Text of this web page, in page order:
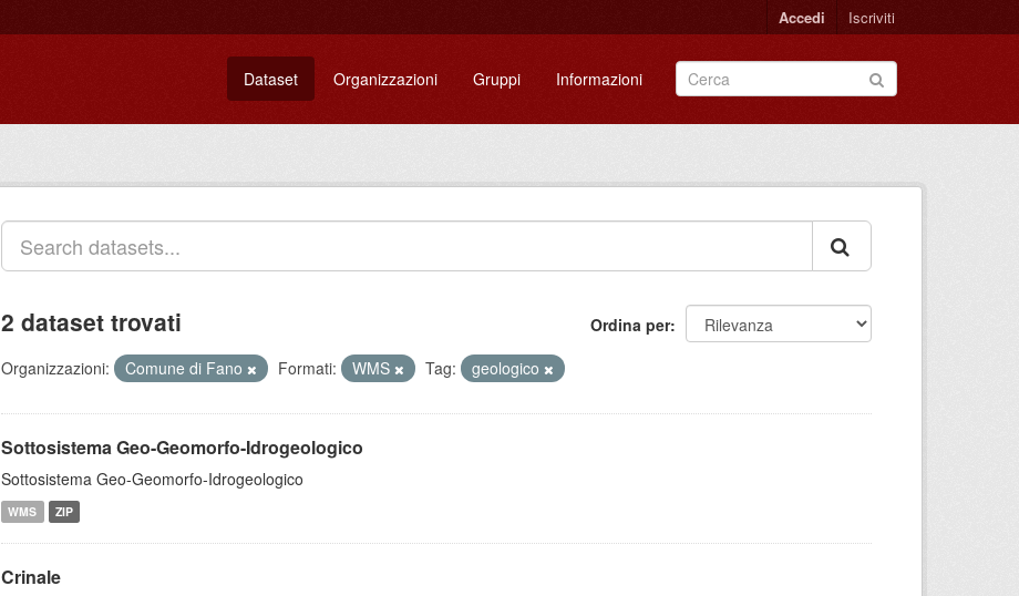
Accedi Iscriviti
Dataset Organizzazioni Gruppi Informazioni
Ordina per
2 dataset trovati
Organizzazioni: Comune di Fano Formati: WMS Tag: geologico
Sottosistema Geo-Geomorfo-Idrogeologico
Sottosistema Geo-Geomorfo-Idrogeologico
WMS ZIP
Crinale